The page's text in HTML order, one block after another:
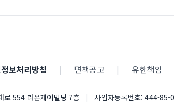
보처리방침 | 면책공고 | 유한책임
로 554 라온제이빌딩 7층 | 사업자등록번호: 444-85-